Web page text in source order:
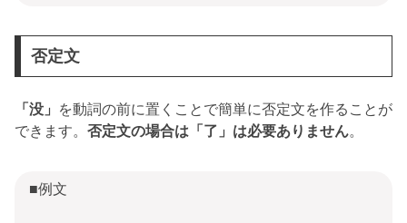
否定文
「没」
を動詞の前に置くことで簡単に否定文を作ることが
できます。 否定文の場合は「了」は必要ありません。
■例文